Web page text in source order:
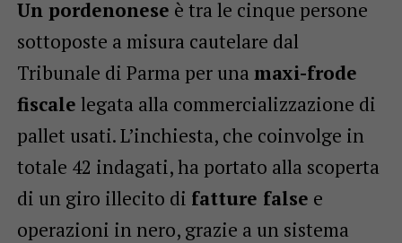
Un pordenonese è tra le cinque persone
sottoposte a misura cautelare dal
Tribunale di Parma per una maxi-frode
fiscale legata alla commercializzazione di
pallet usati. L’inchiesta, che coinvolge in
totale 42 indagati, ha portato alla scoperta
di un giro illecito di fatture false e
operazioni in nero, grazie a un sistema